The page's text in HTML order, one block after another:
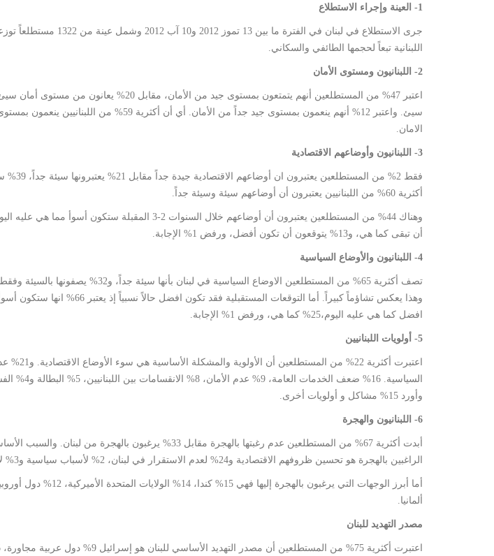
1- العينة وإجراء الاستطلاع
جرى الاستطلاع في لبنان في الفترة ما بين
اللبنانية تبعاً لحجمها الطائفي والسكاني.
2- اللبنانيون ومستوى الأمان
سيئ. واعتبر 12% أنهم ينعمون بمستوى جيد جداً من الأمان. أي أن أكثرية
الامان.
3- اللبنانيون وأوضاعهم الاقتصادية
أكثرية 60% من اللبنانيين يعتبرون أن أوضاعهم سيئة وسيئة جداً.
أن تبقى كما هي، و13% يتوقعون أن تكون أفضل، ورفض 1% الإجابة.
4- اللبنانيون والأوضاع السياسية
افضل كما هي عليه اليوم،25% كما هي، ورفض 1% الإجابة.
5- أولويات اللبنانيين
اعتبرت أكثرية 22%
السياسية. 16% ضعف
وأورد 15% مشاكل و أولويات أخرى.
6- اللبنانيون والهجرة
الراغبين بالهجرة هو تحسين ظروفهم الاقتصادية و24% لعدم الاستقرار في لبنان، 2% لأسباب سياسية و3% لأسباب أخرى.
ألمانيا.
مصدر التهديد للبنان